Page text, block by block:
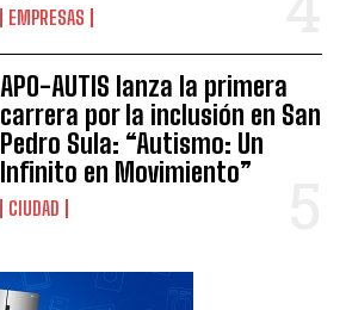
EMPRESAS
APO-AUTIS lanza la primera
carrera por la inclusión en San
Pedro Sula: “Autismo: Un
Infinito en Movimiento”
CIUDAD